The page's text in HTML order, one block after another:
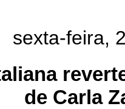
sexta-feira,
de Carla